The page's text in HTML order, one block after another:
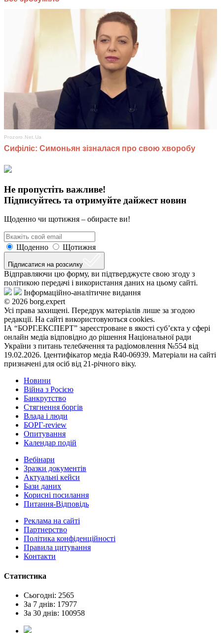
Не пропустіть важливе!
Підписуйтесь та отримуйте дайжест новин
Щоденно чи щотижня – обираєте ви!
Щоденно Щотижня
Підписатися на розсилку
Відправляючи цю форму, ви підтверджуєте свою згоду з
політикою передачі і використання даних на цьому сайті.
Інформаційно-аналітичне видання
© 2026 borg.expert
Усі права захищені. Передрук матеріалів лише за згодою
редакції. На сайті використовуються cookies.
ІА “БОРГ.ЕКСПЕРТ” зареєстроване в якості суб’єкта у сфері
онлайн медіа відповідно до рішення Національної ради
України з питань телебачення та радіомовлення №554 від
19.02.2026. Ідентифікатор медіа R40-06939. Матеріали на сайті
призначені для осіб від 21-річного віку.
Новини
Війна з Росією
Банкрутство
Стягнення боргiв
Влада i люди
БОРГ-review
Опитування
Календар подій
Вебінари
Зразки документів
Актуальні кейси
Бази даних
Корисні посилання
Питання-Відповідь
Реклама на сайтi
Партнерство
Політика конфіденційності
Правила цитування
Контакти
Статистика
Сьогодні: 2565
За 7 днів: 17977
За 30 днів: 100958